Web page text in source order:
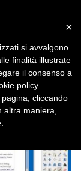
sicurezza
×
si avvalgono
finalità illustrate
il consenso a
policy.
cliccando
maniera,